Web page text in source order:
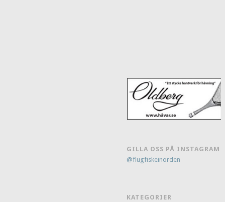
GILLA OSS PÅ INSTAGRAM
@flugfiskeinorden
KATEGORIER